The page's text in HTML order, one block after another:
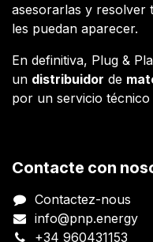
asesorarlas y resolver
les puedan aparecer.
En definitiva, Plug &
un distribuidor de
por un servicio técnico
Contacte con
Contactez-nous
info@pnp.energy
+34 960431153